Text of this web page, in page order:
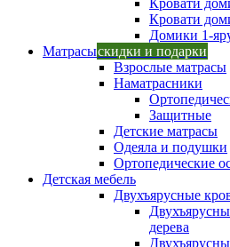
Кровати
Кровати
Домики 1-
Матрасыскидки и подарки
Взрослые матрасы
Наматрасники
Защитные
Детские матрасы
Одеяла и подушки
Ортопедические
Детская мебель
Двухъярусные
дерева